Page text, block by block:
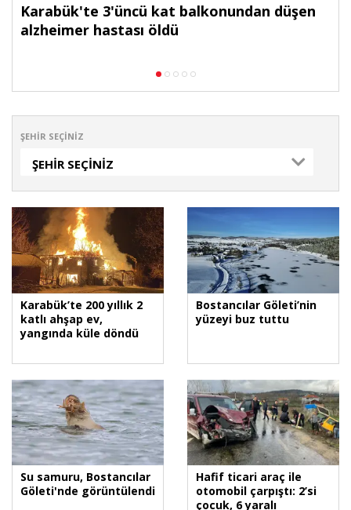
Karabük'te 3'üncü kat balkonundan düşen
alzheimer hastası öldü
ŞEHIR SEÇINIZ
ŞEHIR SEÇINIZ
Karabük’te 200 yıllık 2
katlı ahşap ev,
yangında küle döndü
Bostancılar Göleti’nin
yüzeyi buz tuttu
Su samuru, Bostancılar
Göleti'nde görüntülendi
Hafif ticari araç ile
otomobil çarpıştı: 2’si
çocuk, 6 yaralı